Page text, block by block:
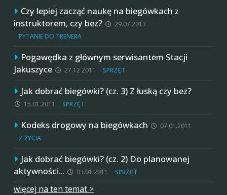
Czy lepiej zacząć naukę na biegówkach z
instruktorem, czy bez?
29.07.2013
PYTANIE DO TRENERA
Pogawędka z głównym serwisantem Stacji
Jakuszyce
27.12.2011 SPRZĘT
Jak dobrać biegówki? (cz. 3) Z łuską czy bez?
15.01.2011 SPRZĘT
Kodeks drogowy na biegówkach
07.01.2011
Z ŻYCIA
Jak dobrać biegówki? (cz. 2) Do planowanej
aktywności…
03.01.2011 SPRZĘT
więcej na ten temat >